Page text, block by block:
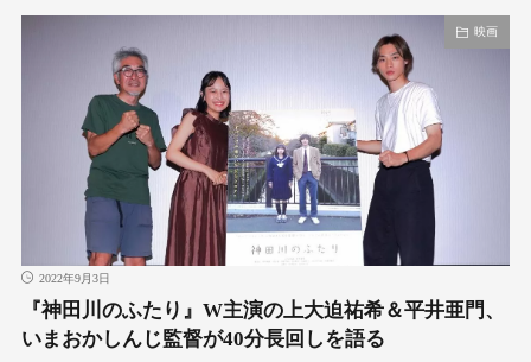
映画
2022年9月3日
『神田川のふたり』W主演の上大迫祐希＆平井亜門、
いまおかしんじ監督が40分長回しを語る